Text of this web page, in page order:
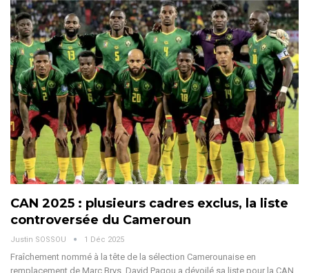
CAN 2025 : plusieurs cadres exclus, la liste
controversée du Cameroun
Justin SOSSOU 1 Déc 2025
Fraîchement nommé à la tête de la sélection Camerounaise en
remplacement de Marc Brys, David Pagou a dévoilé sa liste pour la CAN